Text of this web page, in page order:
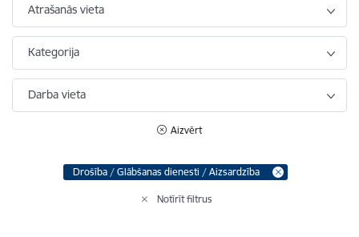
Atrašanās vieta
Kategorija
Darba vieta
Aizvērt
Drošība / Glābšanas dienesti / Aizsardzība
Notīrīt filtrus